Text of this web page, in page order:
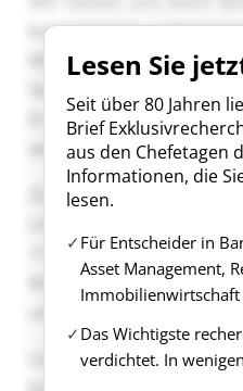
Lesen Sie
Seit über 80 Jahren
Brief
aus den Chefetagen
Informationen, die
lesen.
Für Entscheider in
Asset Management,
Immobilienwirtschaft
Das Wichtigste
verdichtet. In